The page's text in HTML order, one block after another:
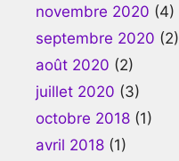
novembre 2020 (4)
septembre 2020 (2)
août 2020 (2)
juillet 2020 (3)
octobre 2018 (1)
avril 2018 (1)